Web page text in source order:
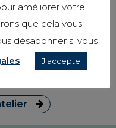
mail à
améliorer votre
que cela vous
désabonner si vous
J'accepte